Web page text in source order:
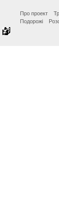
Про проект
Подорожі